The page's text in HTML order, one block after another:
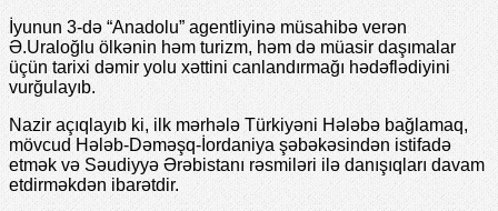
İyunun 3-də “Anadolu” agentliyinə müsahibə verən
Ə.Uraloğlu ölkənin həm turizm, həm də müasir daşımalar
üçün tarixi dəmir yolu xəttini canlandırmağı hədəflədiyini
vurğulayıb.
Nazir açıqlayıb ki, ilk mərhələ Türkiyəni Hələbə bağlamaq,
mövcud Hələb-Dəməşq-İordaniya şəbəkəsindən istifadə
etmək və Səudiyyə Ərəbistanı rəsmiləri ilə danışıqları davam
etdirməkdən ibarətdir.